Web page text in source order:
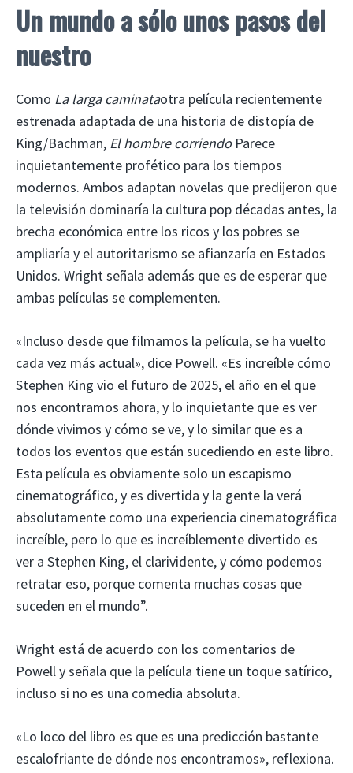
Un mundo a sólo unos pasos del
nuestro
Como La larga caminataotra película recientemente
estrenada adaptada de una historia de distopía de
King/Bachman, El hombre corriendoParece
inquietantemente profético para los tiempos
modernos. Ambos adaptan novelas que predijeron que
la televisión dominaría la cultura pop décadas antes, la
brecha económica entre los ricos y los pobres se
ampliaría y el autoritarismo se afianzaría en Estados
Unidos. Wright señala además que es de esperar que
ambas películas se complementen.
«Incluso desde que filmamos la película, se ha vuelto
cada vez más actual», dice Powell. «Es increíble cómo
Stephen King vio el futuro de 2025, el año en el que
nos encontramos ahora, y lo inquietante que es ver
dónde vivimos y cómo se ve, y lo similar que es a
todos los eventos que están sucediendo en este libro.
Esta película es obviamente solo un escapismo
cinematográfico, y es divertida y la gente la verá
absolutamente como una experiencia cinematográfica
increíble, pero lo que es increíblemente divertido es
ver a Stephen King, el clarividente, y cómo podemos
retratar eso, porque comenta muchas cosas que
suceden en el mundo”.
Wright está de acuerdo con los comentarios de
Powell y señala que la película tiene un toque satírico,
incluso si no es una comedia absoluta.
«Lo loco del libro es que es una predicción bastante
escalofriante de dónde nos encontramos», reflexiona.